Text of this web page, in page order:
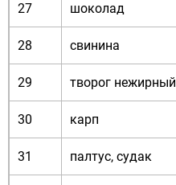
27 шоколад
28 свинина
29 творог нежирный
30 карп
31 палтус, судак